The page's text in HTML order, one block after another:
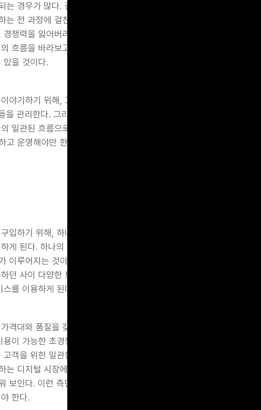
는 경우가 많다. 결국 개별 접점에만 집중된 파편화된 전략과 실행으로
는 전 과정에 걸친 경험(end-to-end experience)를 전략적으로 구성
쟁력을 잃어버리게 된다. 이러한 상황 속에서 우리들은 고객이 겪는
흐름을 바라보고 분석할 때에만 의미 있는 디지털 제품/서비스를 만
있을 것이다.
야기하기 위해, 고객이 서비스나 제품, 브랜드에 더 좋은 이미지를 경
관리한다. 그리고 그 관리를 개별적이고 독립적인 부서나 담당자에
일관된 흐름으로 전체 경험을 구성할 수 있는 전략적 관리가 수반되
고 운영해야만 한다. 이러한 설계, 운영을 성공적으로 구현할 때에 디
입하기 위해, 하나의 서비스를 이용하기 위해 고객은 여러 채널과 접
게 된다. 하나의 브랜드를 선정하기 위해 수십 개의 브랜드를 검토하는
이루어지는 것이 아니라, 이미 많은 검색들을 통해 여러 결과들을 살
던 사이 다양한 브랜드들에게 노출되었다. 이런 일련의 경험을 바탕으
를 이용하게 된다.
격대와 품질을 갖춘 글로벌 브랜드들의 각축장이 된 오늘날의 디지털
용이 가능한 초경쟁적인 시장에서 새로운 고객을 유입시키기란 매우 어
객을 위한 일관된 경험의 유지는 더 어려운 일이 되었다. 새로운 채널
는 디지털 시장에서 여러 채널을 걸쳐 제품과 서비스의 경험의 일관성
보인다. 이런 측면에서 기업들은 더욱 더 고객 경험의 전체 여정을 고
한다.